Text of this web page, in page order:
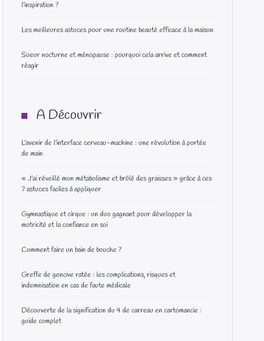
l’inspiration ?
Les meilleures astuces pour une routine beauté efficace à la maison
Sueur nocturne et ménopause : pourquoi cela arrive et comment
réagir
A Découvrir
L’avenir de l’interface cerveau-machine : une révolution à portée
de main
« J’ai réveillé mon métabolisme et brûlé des graisses » grâce à ces
7 astuces faciles à appliquer
Gymnastique et cirque : un duo gagnant pour développer la
motricité et la confiance en soi
Comment faire un bain de bouche ?
Greffe de gencive ratée : les complications, risques et
indemnisation en cas de faute médicale
Découverte de la signification du 4 de carreau en cartomancie :
guide complet